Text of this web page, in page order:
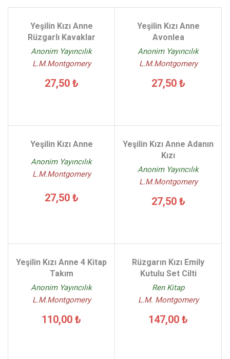
Yeşilin Kızı Anne
Rüzgarlı Kavaklar
Anonim Yayıncılık
L.M.Montgomery
27,50 ₺
Yeşilin Kızı Anne
Avonlea
Anonim Yayıncılık
L.M.Montgomery
27,50 ₺
Yeşilin Kızı Anne
Anonim Yayıncılık
L.M.Montgomery
27,50 ₺
Yeşilin Kızı Anne Adanın
Kızı
Anonim Yayıncılık
L.M.Montgomery
27,50 ₺
Yeşilin Kızı Anne 4 Kitap
Takım
Anonim Yayıncılık
L.M.Montgomery
110,00 ₺
Rüzgarın Kızı Emily
Kutulu Set Cilti
Ren Kitap
L.M. Montgomery
147,00 ₺